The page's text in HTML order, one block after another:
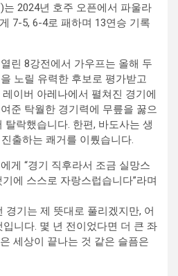
2024년 호주 오픈에서 파울라
7-5, 6-4로 패하며 13연승 기록
린 8강전에서 가우프는 올해 두
노릴 유력한 후보로 평가받고
이버 아레나에서 펼쳐진 경기에
준 탁월한 경기력에 무릎을 꿇으
탈락했습니다. 한편, 바도사는 생
출하는 쾌거를 이뤘습니다.
게 “경기 직후라서 조금 실망스
에 스스로 자랑스럽습니다”라며
경기는 제 뜻대로 풀리겠지만, 어
니다. 몇 년 전이었다면 더 큰 좌
세상이 끝나는 것 같은 슬픔은